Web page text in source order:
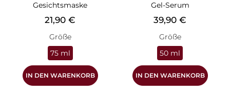
Gesichtsmaske
Preis
21,90 €
Größe
75 ml
IN DEN WARENKORB
Gel-Serum
Preis
39,90 €
Größe
50 ml
IN DEN WARENKORB